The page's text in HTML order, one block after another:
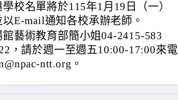
校名單將於115年1月19日（一）
E-mail通知各校承辦老師。
藝術教育部簡小姐04-2415-583
，請於週一至週五10:00-17:00來電
ntt.org。